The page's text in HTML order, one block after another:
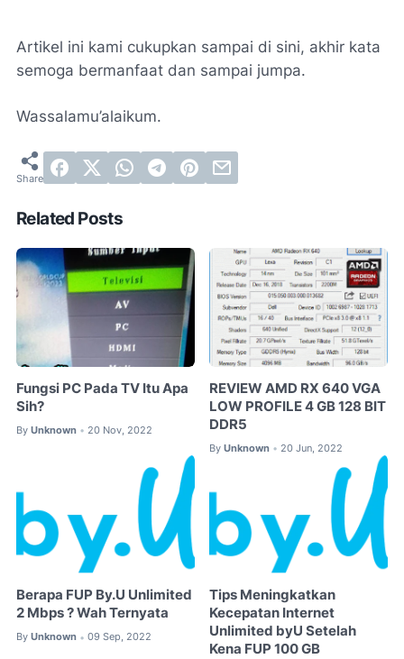
Artikel ini kami cukupkan sampai di sini, akhir kata
semoga bermanfaat dan sampai jumpa.
Wassalamu’alaikum.
Related Posts
Fungsi PC Pada TV Itu Apa
Sih?
By Unknown • 20 Nov, 2022
REVIEW AMD RX 640 VGA
LOW PROFILE 4 GB 128 BIT
DDR5
By Unknown • 20 Jun, 2022
Berapa FUP By.U Unlimited
2 Mbps ? Wah Ternyata
By Unknown • 09 Sep, 2022
Tips Meningkatkan
Kecepatan Internet
Unlimited byU Setelah
Kena FUP 100 GB